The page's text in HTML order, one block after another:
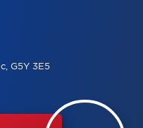
G5Y 3E5